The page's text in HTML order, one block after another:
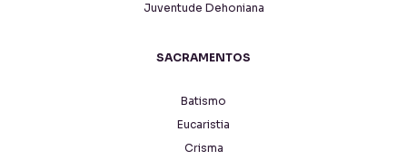
Juventude Dehoniana
SACRAMENTOS
Batismo
Eucaristia
Crisma